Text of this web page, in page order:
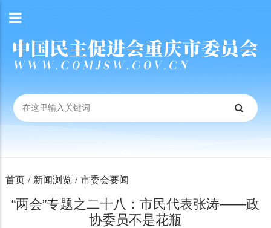
首页 / 新闻浏览 / 市委会要闻
“两会”专题之二十八：市民代表张涛——政
协委员不是花瓶